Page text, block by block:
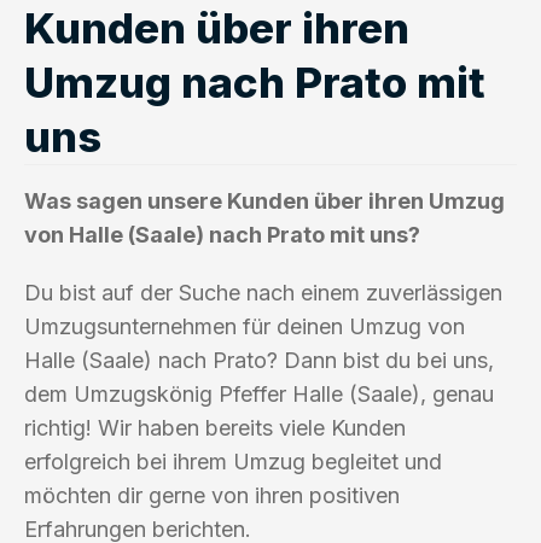
Kunden über ihren
Umzug nach Prato mit
uns
Was sagen unsere Kunden über ihren Umzug
von Halle (Saale) nach Prato mit uns?
Du bist auf der Suche nach einem zuverlässigen
Umzugsunternehmen für deinen Umzug von
Halle (Saale) nach Prato? Dann bist du bei uns,
dem Umzugskönig Pfeffer Halle (Saale), genau
richtig! Wir haben bereits viele Kunden
erfolgreich bei ihrem Umzug begleitet und
möchten dir gerne von ihren positiven
Erfahrungen berichten.